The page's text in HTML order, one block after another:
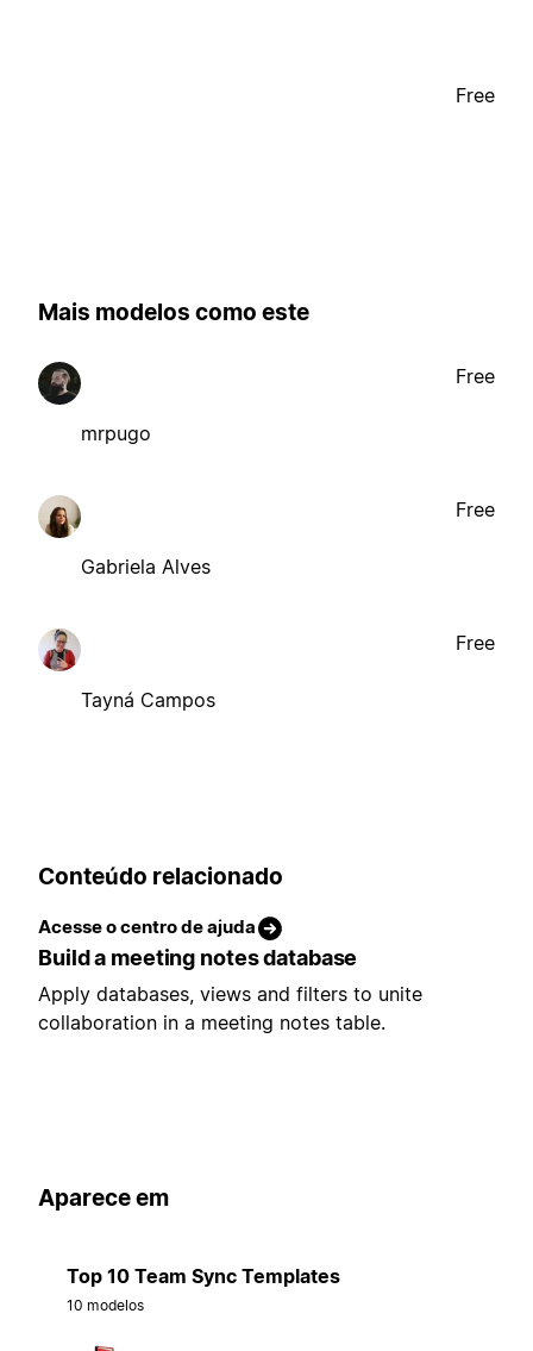
Free
Mais modelos como este
mrpugo
Free
Gabriela Alves
Free
Tayná Campos
Free
Conteúdo relacionado
Acesse o centro de ajuda
Build a meeting notes database
Apply databases, views and filters to unite
collaboration in a meeting notes table.
Aparece em
Top 10 Team Sync Templates
10 modelos